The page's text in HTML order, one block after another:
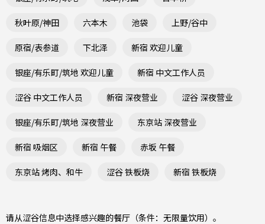
秋叶原/神田 六本木 池袋 上野/谷中
原宿/表参道 下北泽 新宿 欢迎儿童
银座/有乐町/筑地 欢迎儿童 新宿 中文工作人员
涩谷 中文工作人员 新宿 深夜营业 涩谷 深夜营业
银座/有乐町/筑地 深夜营业 东京站 深夜营业
新宿 吸烟区 新宿 午餐 赤坂 午餐
东京站 烤肉、和牛 涩谷 铁板烧 新宿 铁板烧
请从涩谷信息中选择感兴趣的餐厅（条件：无限量饮用）。